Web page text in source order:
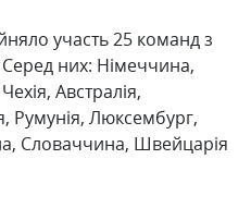
участь 25 команд з
них: Німеччина,
Австралія,
Румунія, Люксембург,
Словаччина, Швейцарія